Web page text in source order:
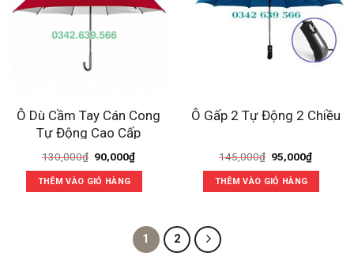
Ô Dù Cầm Tay Cán Cong
Tự Động Cao Cấp
130,000₫ Giá
gốc
là:
130,000₫.
90,000₫Giá
THÊM VÀO GIỎ HÀNG
Ô Gấp 2 Tự Động 2 Chiều
145,000₫ Giá
gốc
là:
145,000₫.
95,000₫Giá
THÊM VÀO GIỎ HÀNG
1 2